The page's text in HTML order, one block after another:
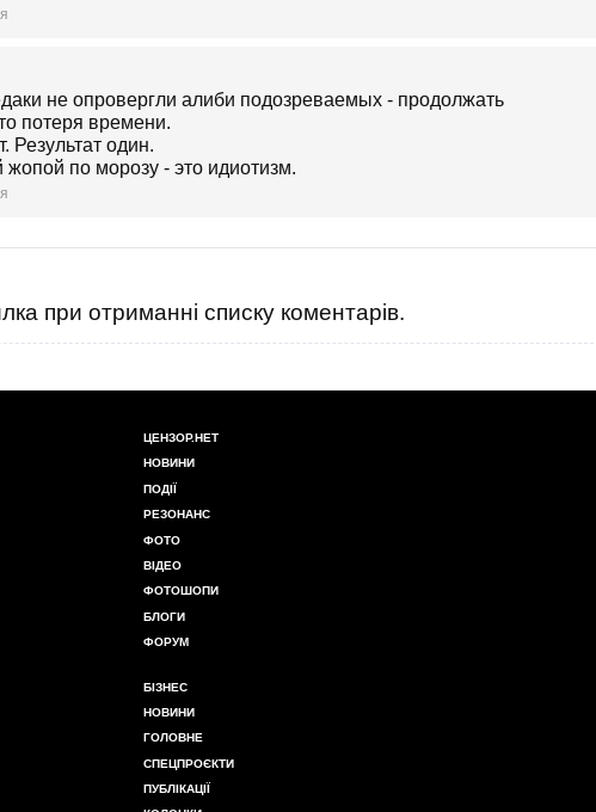
не опровергли алиби подозреваемых - продолжать
потеря времени.
Результат один.
жопой по морозу - это идиотизм.
при отриманні списку коментарів.
ЦЕНЗОР.НЕТ
НОВИНИ
ПОДІЇ
РЕЗОНАНС
ФОТО
ВІДЕО
ФОТОШОПИ
БЛОГИ
ФОРУМ
БІЗНЕС
НОВИНИ
ГОЛОВНЕ
СПЕЦПРОЄКТИ
ПУБЛІКАЦІЇ